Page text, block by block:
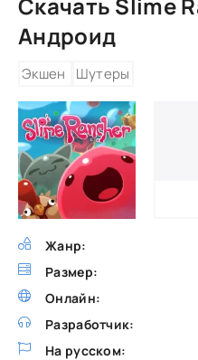
Андроид
Экшен Шутеры
Жанр:
Размер:
Онлайн:
Разработчик:
На русском: